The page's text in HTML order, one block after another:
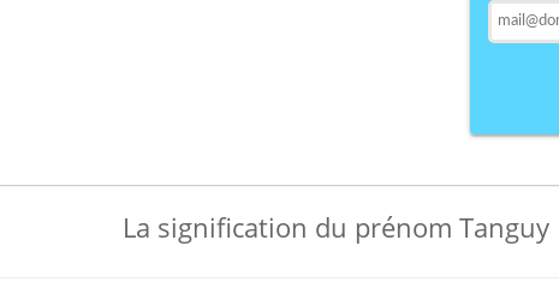
La signification du prénom Tanguy